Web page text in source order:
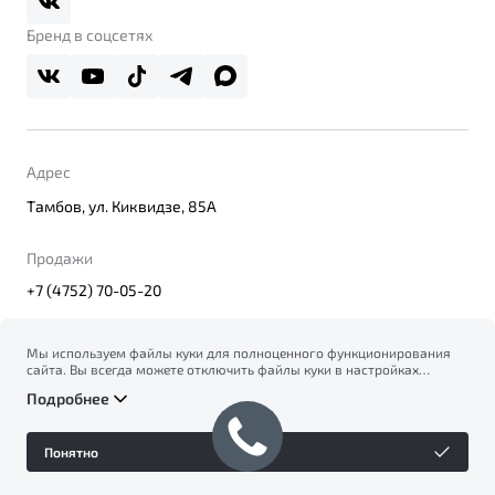
Реферальная программа
Бренд в соцсетях
Адрес
Тамбов, ул. Киквидзе, 85А
Продажи
+7 (4752) 70-05-20
© 2026
Политика конфиденциальности персональных данных
Официальный сайт Belgee в России
Мы используем файлы куки для полноценного функционирования
сайта. Вы всегда можете отключить файлы куки в настройках
на сбор и использование файлов куки, и подтверждаете
ознакомление с информацией по сбору, использованию и
возможной блокировке файлов куки в
Политике
конфиденциальности
Подробнее
Понятно